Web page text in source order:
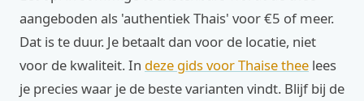
aangeboden als 'authentiek Thais' voor €5 of meer.
Dat is te duur. Je betaalt dan voor de locatie, niet
voor de kwaliteit. In deze gids voor Thaise thee lees
je precies waar je de beste varianten vindt. Blijf bij de